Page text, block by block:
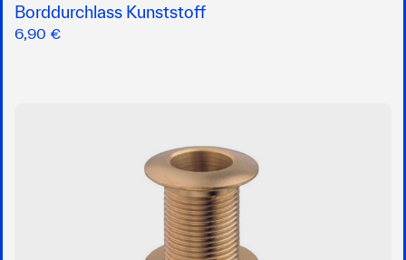
Borddurchlass Kunststoff
6,90 €